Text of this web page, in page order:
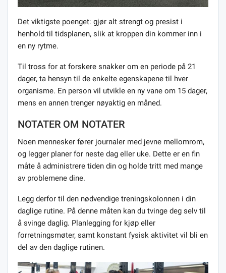
Det viktigste poenget: gjør alt strengt og presist i
henhold til tidsplanen, slik at kroppen din kommer inn i
en ny rytme.
Til tross for at forskere snakker om en periode på 21
dager, ta hensyn til de enkelte egenskapene til hver
organisme. En person vil utvikle en ny vane om 15 dager,
mens en annen trenger nøyaktig en måned.
NOTATER OM NOTATER
Noen mennesker fører journaler med jevne mellomrom,
og legger planer for neste dag eller uke. Dette er en fin
måte å administrere tiden din og holde tritt med mange
av problemene dine.
Legg derfor til den nødvendige treningskolonnen i din
daglige rutine. På denne måten kan du tvinge deg selv til
å svinge daglig. Planlegging for kjøp eller
forretningsmøter, samt konstant fysisk aktivitet vil bli en
del av den daglige rutinen.